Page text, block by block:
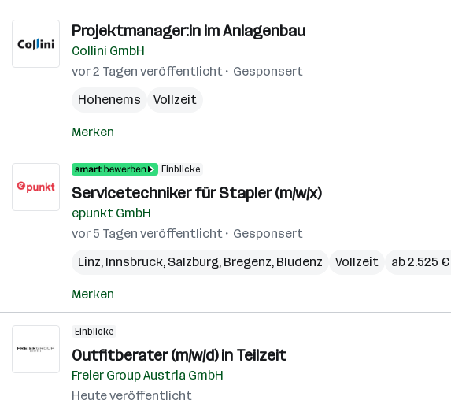
Projektmanager:in im Anlagenbau
Collini GmbH
vor 2 Tagen veröffentlicht
Gesponsert
Hohenems
Vollzeit
Merken
Einblicke
Servicetechniker für Stapler (m/w/x)
epunkt GmbH
vor 5 Tagen veröffentlicht
Gesponsert
Linz, Innsbruck, Salzburg, Bregenz, Bludenz Vollzeit ab 2.525
Merken
Einblicke
Outfitberater (m/w/d) in Teilzeit
Freier Group Austria GmbH
Heute veröffentlicht